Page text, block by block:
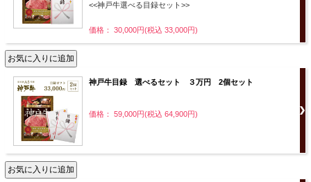
<<神戸牛選べる目録セット>>
価格： 30,000円(税込 33,000円)
神戸牛目録 選べるセット ３万円 2個セット
価格： 59,000円(税込 64,900円)